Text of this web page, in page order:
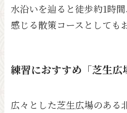
水沿いを辿ると徒歩約1時
感じる散策コースとしても
練習におすすめ「芝生広
広々とした芝生広場のある